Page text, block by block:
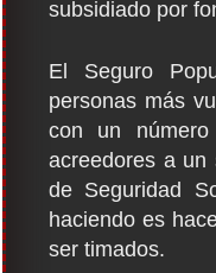
subsidiado por
El Seguro
personas más
con un
acreedores a un
de Seguridad
haciendo es
ser timados.